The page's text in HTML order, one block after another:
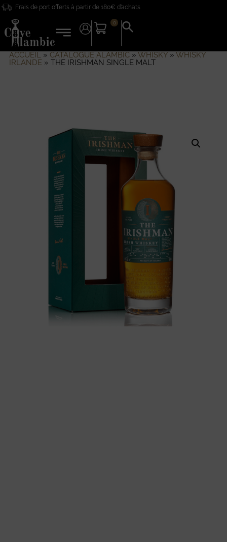
Frais de port offerts à partir de 180€ d’achats
0
Search
for:
ACCUEIL» CATALOGUE ALAMBIC» WHISKY» WHISKY
IRLANDE» THE IRISHMAN SINGLE MALT